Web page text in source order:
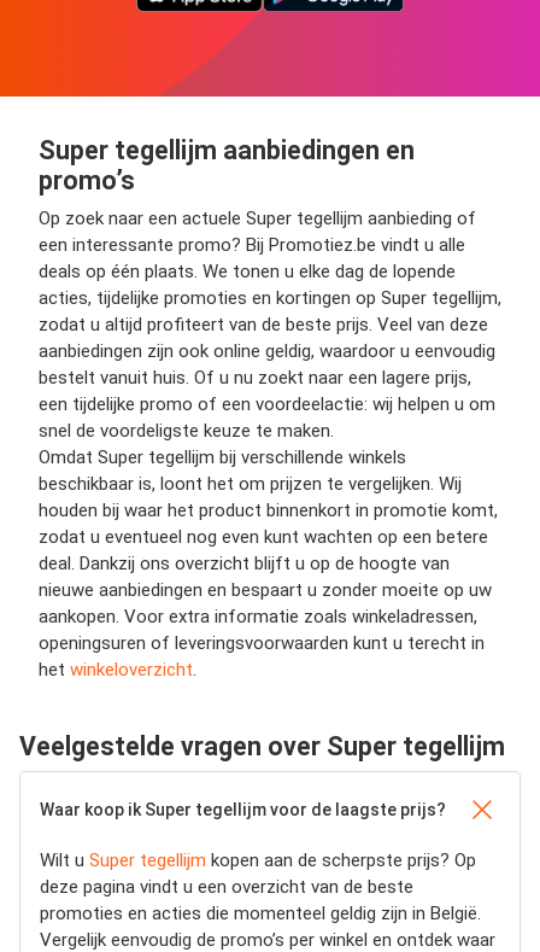
Super tegellijm aanbiedingen en
promo’s
Op zoek naar een actuele Super tegellijm aanbieding of
een interessante promo? Bij Promotiez.be vindt u alle
deals op één plaats. We tonen u elke dag de lopende
acties, tijdelijke promoties en kortingen op Super tegellijm,
zodat u altijd profiteert van de beste prijs. Veel van deze
aanbiedingen zijn ook online geldig, waardoor u eenvoudig
bestelt vanuit huis. Of u nu zoekt naar een lagere prijs,
een tijdelijke promo of een voordeelactie: wij helpen u om
snel de voordeligste keuze te maken.
Omdat Super tegellijm bij verschillende winkels
beschikbaar is, loont het om prijzen te vergelijken. Wij
houden bij waar het product binnenkort in promotie komt,
zodat u eventueel nog even kunt wachten op een betere
deal. Dankzij ons overzicht blijft u op de hoogte van
nieuwe aanbiedingen en bespaart u zonder moeite op uw
aankopen. Voor extra informatie zoals winkeladressen,
openingsuren of leveringsvoorwaarden kunt u terecht in
het winkeloverzicht
Veelgestelde vragen over Super tegellijm
Waar koop ik Super tegellijm voor de laagste prijs?
Wilt u Super tegellijm kopen aan de scherpste prijs? Op
deze pagina vindt u een overzicht van de beste
promoties en acties die momenteel geldig zijn in België.
Vergelijk eenvoudig de promo’s per winkel en ontdek waar